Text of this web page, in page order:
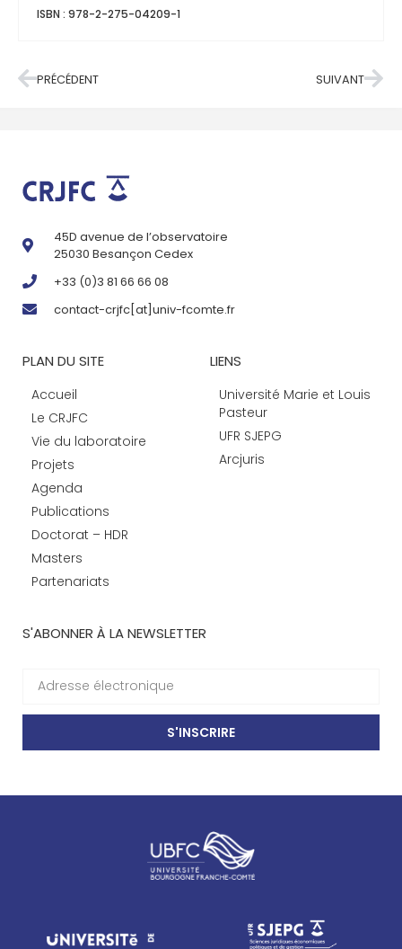
ISBN : 978-2-275-04209-1
PRÉCÉDENT SUIVANT
45D avenue de l’observatoire
25030 Besançon Cedex
+33 (0)3 81 66 66 08
contact-crjfc[at]univ-fcomte.fr
PLAN DU SITE
Accueil
Le CRJFC
Vie du laboratoire
Projets
Agenda
Publications
Doctorat – HDR
Masters
Partenariats
LIENS
Université Marie et Louis
Pasteur
UFR SJEPG
Arcjuris
S'ABONNER À LA NEWSLETTER
S'INSCRIRE